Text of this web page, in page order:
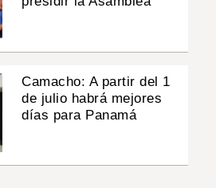
Camacho: A partir del 1
de julio habrá mejores
días para Panamá